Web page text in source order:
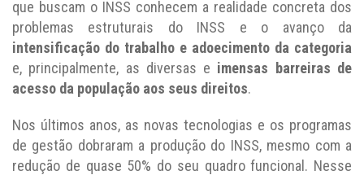
que buscam o INSS conhecem a realidade concreta dos
problemas estruturais do INSS e o avanço da
intensificação do trabalho e adoecimento da categoria
e, principalmente, as diversas e imensas barreiras de
acesso da população aos seus direitos.
Nos últimos anos, as novas tecnologias e os programas
de gestão dobraram a produção do INSS, mesmo com a
redução de quase 50% do seu quadro funcional. Nesse